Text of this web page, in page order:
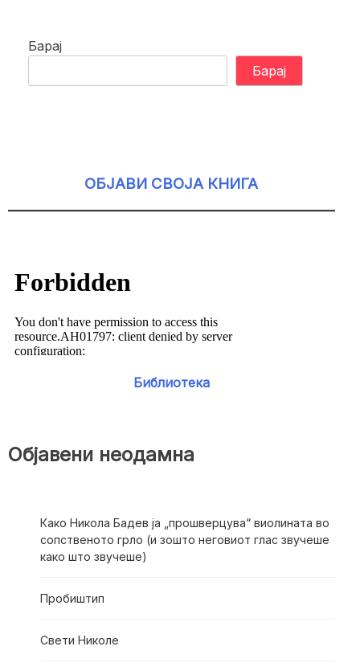
Барај
Барај
ОБЈАВИ СВОЈА КНИГА
Библиотека
Објавени неодамна
Како Никола Бадев ја „прошверцува“ виолината во
сопственото грло (и зошто неговиот глас звучеше
како што звучеше)
Пробиштип
Свети Николе